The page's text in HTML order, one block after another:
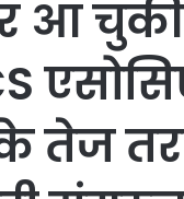
चुकी
तेज